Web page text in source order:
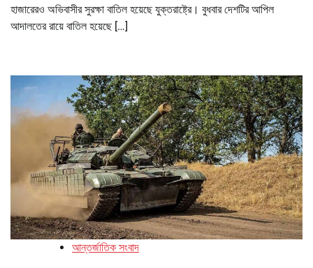
হাজারেরও অভিবাসীর সুরক্ষা বাতিল হয়েছে যুক্তরাষ্ট্রে। বুধবার দেশটির আপিল
আদালতের রায়ে বাতিল হয়েছে […]
আন্তর্জাতিক সংবাদ